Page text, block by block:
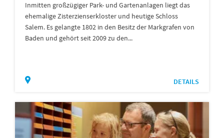
Inmitten großzügiger Park- und Gartenanlagen liegt das
ehemalige Zisterzienserkloster und heutige Schloss
Salem. Es gelangte 1802 in den Besitz der Markgrafen von
Baden und gehört seit 2009 zu den...
DETAILS